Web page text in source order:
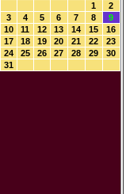
1
2
3
4 5 6 7 8
9
10
11 12 13 14 15
16
17
18 19 20 21 22
23
24
25 26 27 28 29
30
31